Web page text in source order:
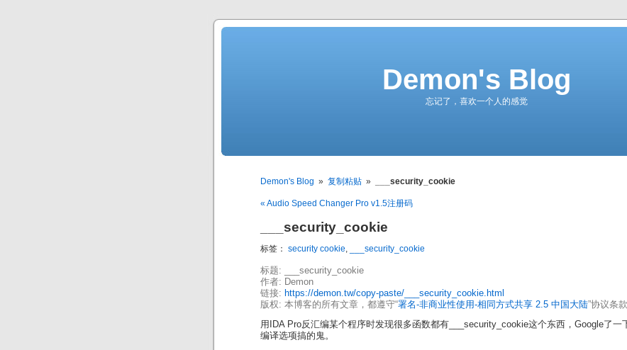
Demon's Blog
忘记了，喜欢一个人的感觉
Demon's Blog » 复制粘贴 » ___security_cookie
« Audio Speed Changer Pro v1.5注册码
___security_cookie
标签： security cookie, ___security_cookie
标题: ___security_cookie
作者: Demon
链接: https://demon.tw/copy-paste/___security_cookie.html
版权: 本博客的所有文章，都遵守“署名-非商业性使用-相同方式共享 2.5 中国大陆”协议条款
用IDA Pro反汇编某个程序时发现很多函数都有___security_cookie这个东西，Google了一
编译选项搞的鬼。